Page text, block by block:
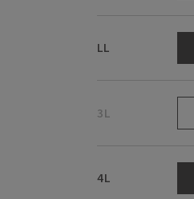
LL
3L
4L